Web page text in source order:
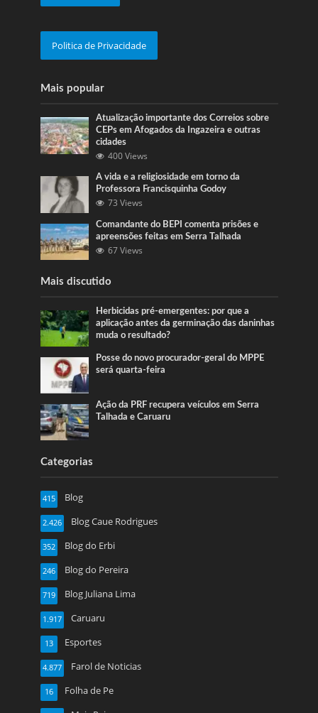
Politica de Privacidade
Mais popular
Atualização importante dos Correios sobre
CEPs em Afogados da Ingazeira e outras
cidades
400 Views
A vida e a religiosidade em torno da
Professora Francisquinha Godoy
73 Views
Comandante do BEPI comenta prisões e
apreensões feitas em Serra Talhada
67 Views
Mais discutido
Herbicidas pré-emergentes: por que a
aplicação antes da germinação das daninhas
muda o resultado?
Posse do novo procurador-geral do MPPE
será quarta-feira
Ação da PRF recupera veículos em Serra
Talhada e Caruaru
Categorias
Blog
415
Blog Caue Rodrigues
2.426
Blog do Erbi
352
Blog do Pereira
246
Blog Juliana Lima
719
Caruaru
1.917
Esportes
13
Farol de Noticias
4.877
Folha de Pe
16